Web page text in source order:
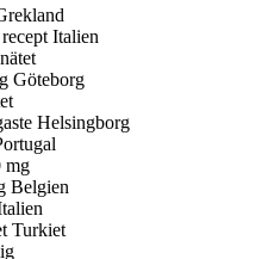
Italien
Göteborg
Helsingborg
mg
Belgien
Turkiet